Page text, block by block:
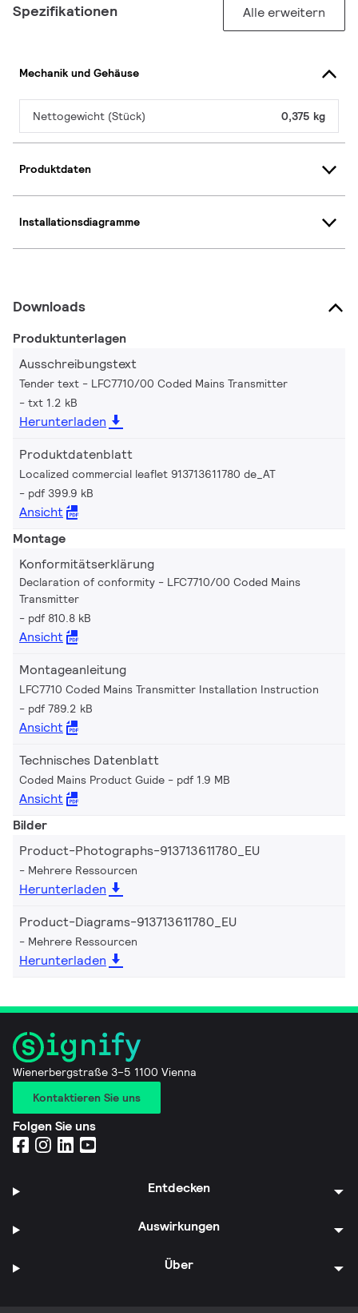
Spezifikationen Alle erweitern
Mechanik und Gehäuse
Nettogewicht (Stück) 0,375 kg
Produktdaten
Installationsdiagramme
Downloads
Produktunterlagen
Ausschreibungstext
Tender text - LFC7710/00 Coded Mains Transmitter
txt 1.2 kB
Herunterladen
Produktdatenblatt
Localized commercial leaflet 913713611780 de_AT
pdf 399.9 kB
Ansicht
Montage
Konformitätserklärung
Declaration of conformity - LFC7710/00 Coded Mains
Transmitter
pdf 810.8 kB
Ansicht
Montageanleitung
LFC7710 Coded Mains Transmitter Installation Instruction
pdf 789.2 kB
Ansicht
Technisches Datenblatt
Coded Mains Product Guide pdf 1.9 MB
Ansicht
Bilder
Product-Photographs-913713611780_EU
Mehrere Ressourcen
Herunterladen
Product-Diagrams-913713611780_EU
Mehrere Ressourcen
Herunterladen
Wienerbergstraße 3–5 1100 Vienna
Kontaktieren Sie uns
Folgen Sie uns
Entdecken
Auswirkungen
Über